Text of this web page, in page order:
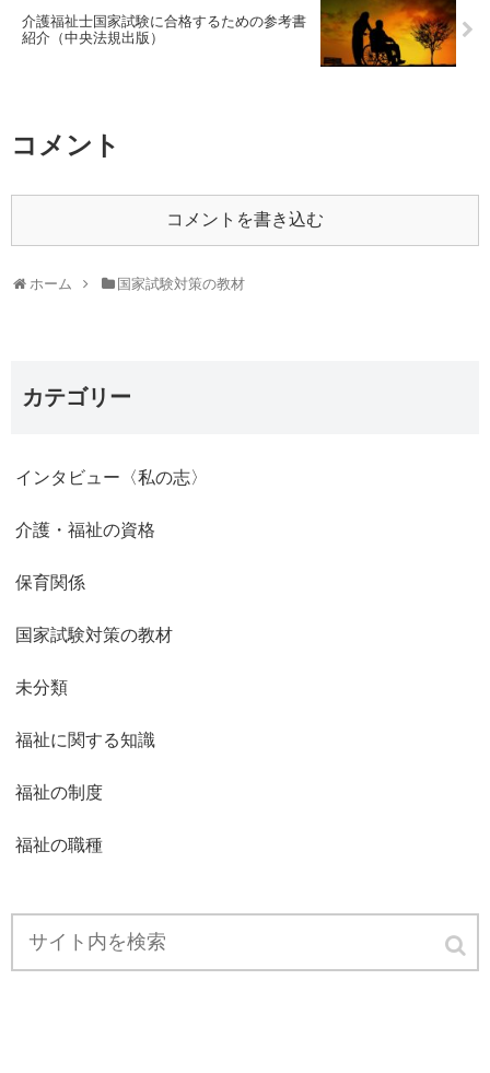
介護福祉士国家試験に合格するための参考書
紹介（中央法規出版）
コメント
コメントを書き込む
ホーム 国家試験対策の教材
カテゴリー
インタビュー〈私の志〉
介護・福祉の資格
保育関係
国家試験対策の教材
未分類
福祉に関する知識
福祉の制度
福祉の職種